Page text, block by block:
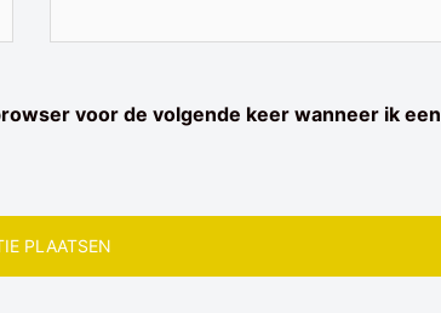
voor de volgende keer wanneer ik een